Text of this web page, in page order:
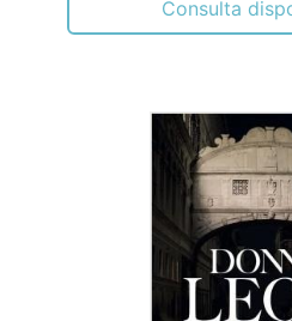
Consulta